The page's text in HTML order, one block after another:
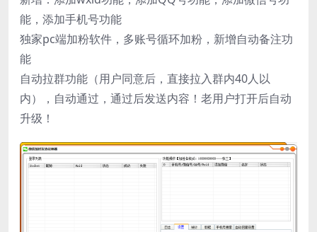
能，添加手机号功能
独家pc端加粉软件，多账号循环加粉，新增自动备注功
能
自动拉群功能（用户同意后，直接拉入群内40人以
内），自动通过，通过后发送内容！老用户打开后自动
升级！